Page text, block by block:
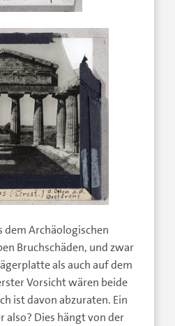
dem Archäologischen
Bruchschäden, und zwar
als auch auf dem
Vorsicht wären beide
ist davon abzuraten. Ein
also? Dies hängt von der